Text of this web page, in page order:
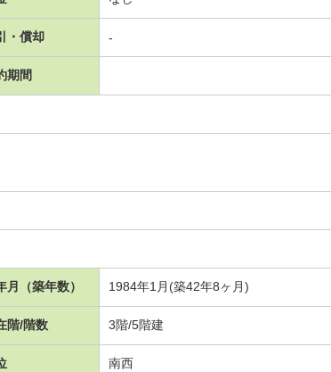
・償却 -
期間
月（築年数） 1984年1月(築42年8ヶ月)
階/階数 3階/5階建
南西